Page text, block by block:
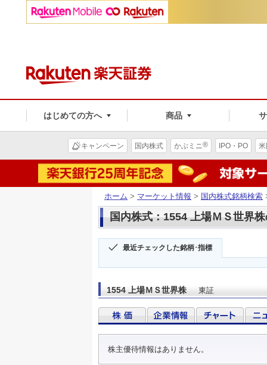
はじめての方へ 商品
キャンペーン 国内株式 かぶミニ® IPO・PO
ホーム > マーケット情報 > 国内株式銘柄検索
国内株式：1554 上場ＭＳ世界
最近チェックした銘柄･指標
1554 上場ＭＳ世界株 東証
株主優待情報はありません。